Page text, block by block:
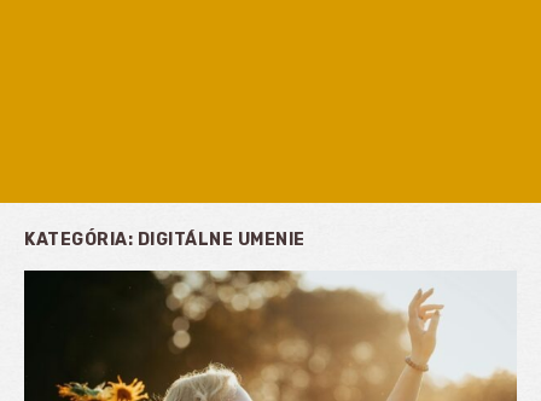
KATEGÓRIA: DIGITÁLNE UMENIE